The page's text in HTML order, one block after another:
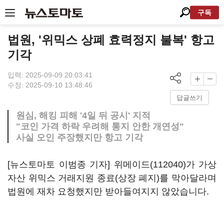
구독
법원, '위믹스 상폐 효력정지 불복' 항고
기각
입력: 2025-09-09 20:03:41
수정: 2025-09-10 13:48:46
답글쓰기
원심, 해킹 피해 '4일 뒤 공시' 지적
"코인 가격 하락 우려해 통지 안한 개연성"
사실 오인 주장했지만 항고 기각
[뉴스토마토 이범종 기자] 위메이드(112040)가 가상
자산 위믹스 거래지원 종료(상장 폐지)를 막아달라며
법원에 재차 요청했지만 받아들여지지 않았습니다.